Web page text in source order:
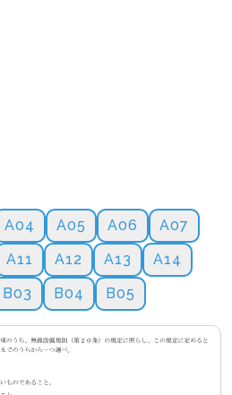
A04 A05 A06
A07
A11 A12 A13
A14
B03 B04 B05